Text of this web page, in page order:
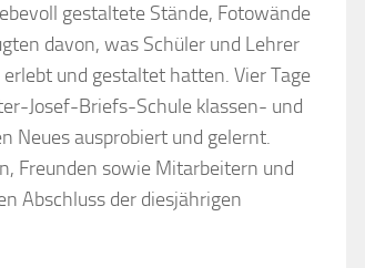
gestaltete Stände, Fotowände
davon, was Schüler und Lehrer
und gestaltet hatten. Vier Tage
Josef-Briefs-Schule klassen- und
Neues ausprobiert und gelernt.
Freunden sowie Mitarbeitern und
Abschluss der diesjährigen